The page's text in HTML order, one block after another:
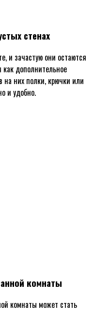
стенах
и зачастую они остаются
дополнительное
на них полки, крючки или
и удобно.
комнаты
комнаты может стать